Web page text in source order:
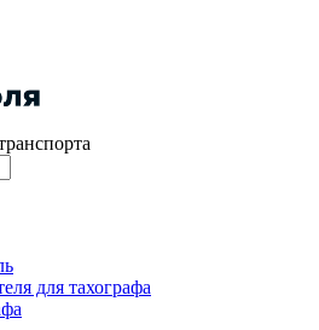
для тахографа